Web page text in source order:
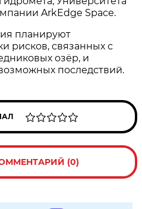
ArkEdge Space.
планируют
рисков, связанных с
озёр, и
последствий.
(0)